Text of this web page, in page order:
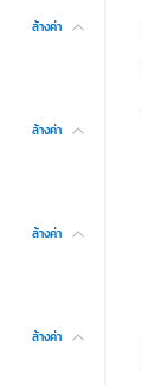
ล้างค่า
ล้างค่า
ล้างค่า
ล้างค่า